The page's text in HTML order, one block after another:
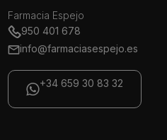
Farmacia Espejo
950 401 678
info@farmaciasespejo.es
+34 659 30 83 32